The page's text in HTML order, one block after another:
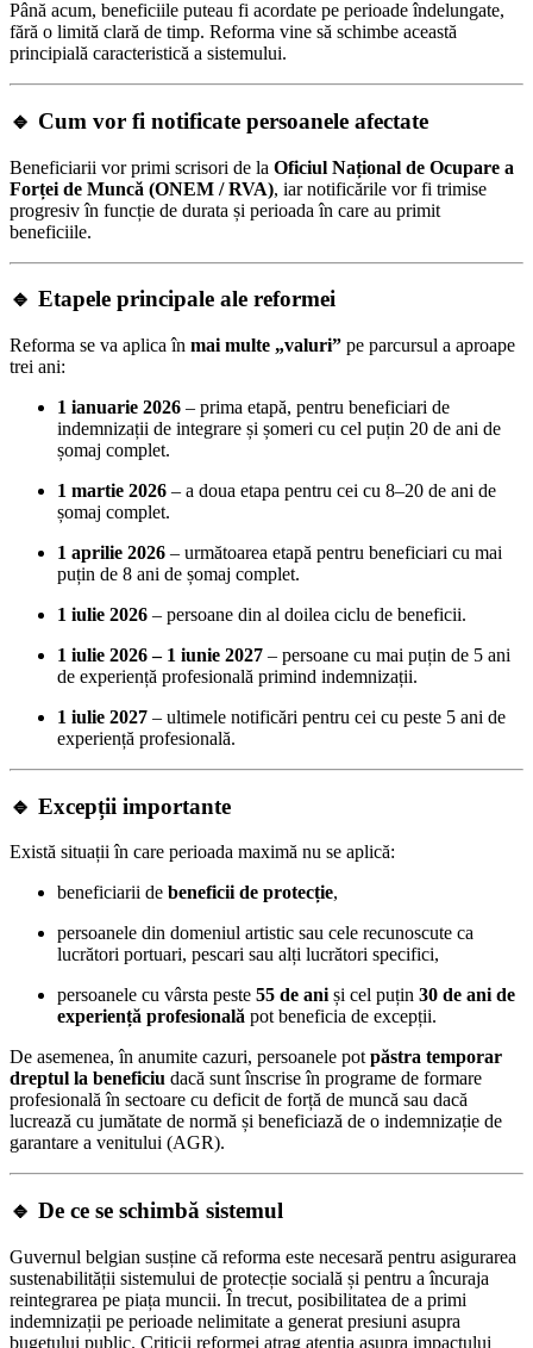
Până acum, beneficiile puteau fi acordate pe perioade îndelungate,
fără o limită clară de timp. Reforma vine să schimbe această
principială caracteristică a sistemului.
🔹 Cum vor fi notificate persoanele afectate
Beneficiarii vor primi scrisori de la Oficiul Național de Ocupare a
Forței de Muncă (ONEM / RVA), iar notificările vor fi trimise
progresiv în funcție de durata și perioada în care au primit
beneficiile.
🔹 Etapele principale ale reformei
Reforma se va aplica în mai multe „valuri” pe parcursul a aproape
trei ani:
1 ianuarie 2026 – prima etapă, pentru beneficiari de
indemnizații de integrare și șomeri cu cel puțin 20 de ani de
șomaj complet.
1 martie 2026 – a doua etapa pentru cei cu 8–20 de ani de
șomaj complet.
1 aprilie 2026 – următoarea etapă pentru beneficiari cu mai
puțin de 8 ani de șomaj complet.
1 iulie 2026 – persoane din al doilea ciclu de beneficii.
1 iulie 2026 – 1 iunie 2027 – persoane cu mai puțin de 5 ani
de experiență profesională primind indemnizații.
1 iulie 2027 – ultimele notificări pentru cei cu peste 5 ani de
experiență profesională.
🔹 Excepții importante
Există situații în care perioada maximă nu se aplică:
beneficiarii de beneficii de protecție,
persoanele din domeniul artistic sau cele recunoscute ca
lucrători portuari, pescari sau alți lucrători specifici,
persoanele cu vârsta peste 55 de aniși cel puțin 30 de ani de
experiență profesională pot beneficia de excepții.
De asemenea, în anumite cazuri, persoanele potpăstra temporar
dreptul la beneficiu dacă sunt înscrise în programe de formare
profesională în sectoare cu deficit de forță de muncă sau dacă
lucrează cu jumătate de normă și beneficiază de o indemnizație de
garantare a venitului (AGR).
🔹 De ce se schimbă sistemul
Guvernul belgian susține că reforma este necesară pentru asigurarea
sustenabilității sistemului de protecție socială și pentru a încuraja
reintegrarea pe piața muncii. În trecut, posibilitatea de a primi
indemnizații pe perioade nelimitate a generat presiuni asupra
bugetului public. Criticii reformei atrag atenția asupra impactului